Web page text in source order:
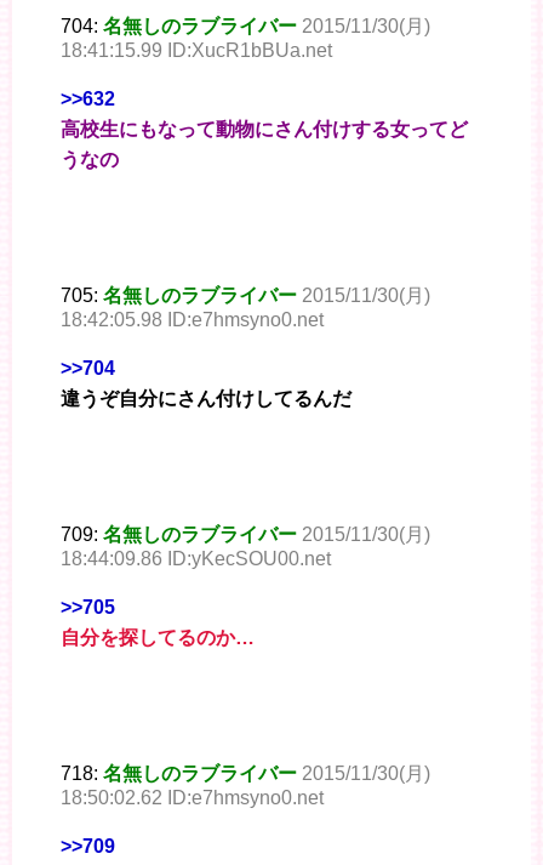
704: 名無しのラブライバー 2015/11/30(月)
18:41:15.99 ID:XucR1bBUa.net
>>632
高校生にもなって動物にさん付けする女ってど
うなの
705: 名無しのラブライバー 2015/11/30(月)
18:42:05.98 ID:e7hmsyno0.net
>>704
違うぞ自分にさん付けしてるんだ
709: 名無しのラブライバー 2015/11/30(月)
18:44:09.86 ID:yKecSOU00.net
>>705
自分を探してるのか…
718: 名無しのラブライバー 2015/11/30(月)
18:50:02.62 ID:e7hmsyno0.net
>>709